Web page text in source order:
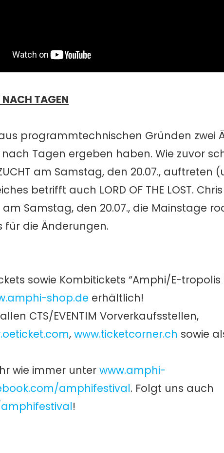
TAGEN
programmtechnischen Gründen zwei
Tagen ergeben haben. Wie zuvor
am Samstag, den 20.07., auftreten
betrifft auch LORD OF THE LOST.
Samstag, den 20.07., die Mainstage
für die Änderungen.
sowie Kombitickets “Amphi/E-tropolis
shop.de erhältlich!
CTS/EVENTIM Vorverkaufsstellen,
, www.ticketcorner.ch sowie
wie immer unter www.amphi-
amphifestival. Folgt uns auch
!